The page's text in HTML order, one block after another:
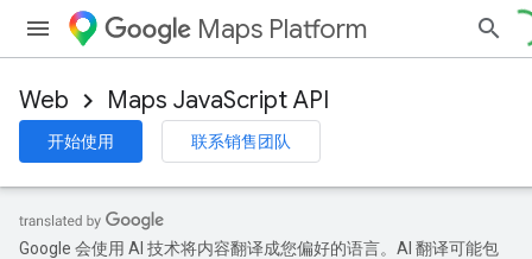
Maps Platform
Web Maps JavaScript API
开始使用 联系销售团队
Google 会使用 AI 技术将内容翻译成您偏好的语言。AI 翻译可能包